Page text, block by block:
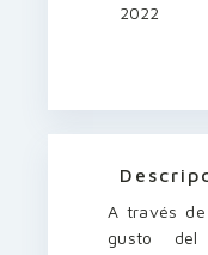
2022
A través
gusto del